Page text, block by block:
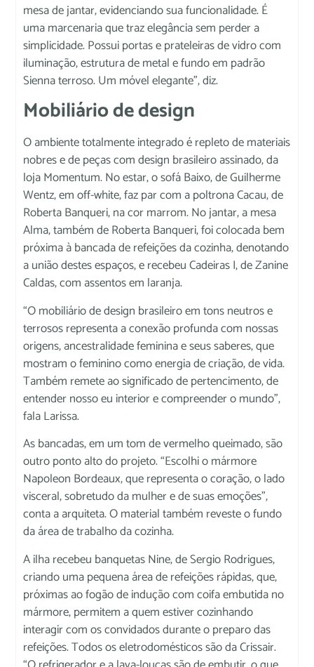
mesa de jantar, evidenciando sua funcionalidade. É
uma marcenaria que traz elegância sem perder a
simplicidade. Possui portas e prateleiras de vidro com
iluminação, estrutura de metal e fundo em padrão
Sienna terroso. Um móvel elegante”, diz.
Mobiliário de design
O ambiente totalmente integrado é repleto de materiais
nobres e de peças com design brasileiro assinado, da
loja Momentum. No estar, o sofá Baixo, de Guilherme
Wentz, em off-white, faz par com a poltrona Cacau, de
Roberta Banqueri, na cor marrom. No jantar, a mesa
Alma, também de Roberta Banqueri, foi colocada bem
próxima à bancada de refeições da cozinha, denotando
a união destes espaços, e recebeu Cadeiras I, de Zanine
Caldas, com assentos em laranja.
“O mobiliário de design brasileiro em tons neutros e
terrosos representa a conexão profunda com nossas
origens, ancestralidade feminina e seus saberes, que
mostram o feminino como energia de criação, de vida.
Também remete ao significado de pertencimento, de
entender nosso eu interior e compreender o mundo”,
fala Larissa.
As bancadas, em um tom de vermelho queimado, são
outro ponto alto do projeto. “Escolhi o mármore
Napoleon Bordeaux, que representa o coração, o lado
visceral, sobretudo da mulher e de suas emoções”,
conta a arquiteta. O material também reveste o fundo
da área de trabalho da cozinha.
A ilha recebeu banquetas Nine, de Sergio Rodrigues,
criando uma pequena área de refeições rápidas, que,
próximas ao fogão de indução com coifa embutida no
mármore, permitem a quem estiver cozinhando
interagir com os convidados durante o preparo das
refeições. Todos os eletrodomésticos são da Crissair.